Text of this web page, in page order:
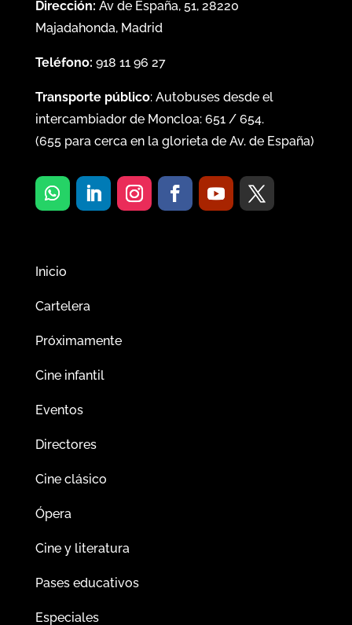
Dirección: Av de España, 51, 28220
Majadahonda, Madrid
Teléfono: 918 11 96 27
Transporte público: Autobuses desde el
intercambiador de Moncloa: 651/ 654.
(655para cerca en la glorieta de Av. de España)
Inicio
Cartelera
Próximamente
Cine infantil
Eventos
Directores
Cine clásico
Ópera
Cine y literatura
Pases educativos
Especiales